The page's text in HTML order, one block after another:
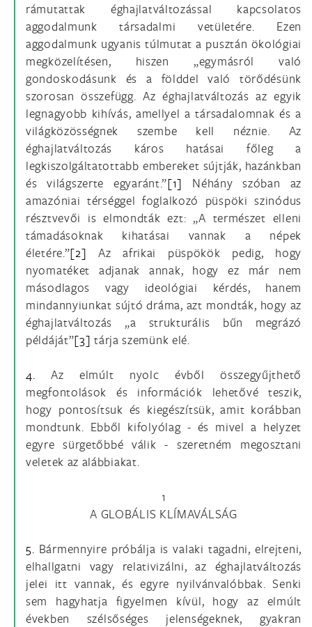
rámutattak éghajlatváltozással kapcsolatos
aggodalmunk társadalmi vetületére. Ezen
aggodalmunk ugyanis túlmutat a pusztán ökológiai
megközelítésen, hiszen „egymásról való
gondoskodásunk és a földdel való törődésünk
szorosan összefügg. Az éghajlatváltozás az egyik
legnagyobb kihívás, amellyel a társadalomnak és a
világközösségnek szembe kell néznie. Az
éghajlatváltozás káros hatásai főleg a
legkiszolgáltatottabb embereket sújtják, hazánkban
és világszerte egyaránt.”[1] Néhány szóban az
amazóniai térséggel foglalkozó püspöki szinódus
résztvevői is elmondták ezt: „A természet elleni
támadásoknak kihatásai vannak a népek
életére.”[2] Az afrikai püspökök pedig, hogy
nyomatéket adjanak annak, hogy ez már nem
másodlagos vagy ideológiai kérdés, hanem
mindannyiunkat sújtó dráma, azt mondták, hogy az
éghajlatváltozás „a strukturális bűn megrázó
példáját”[3] tárja szemünk elé.
4. Az elmúlt nyolc évből összegyűjthető
megfontolások és információk lehetővé teszik,
hogy pontosítsuk és kiegészítsük, amit korábban
mondtunk. Ebből kifolyólag - és mivel a helyzet
egyre sürgetőbbé válik - szeretném megosztani
veletek az alábbiakat.
1
A GLOBÁLIS KLÍMAVÁLSÁG
5. Bármennyire próbálja is valaki tagadni, elrejteni,
elhallgatni vagy relativizálni, az éghajlatváltozás
jelei itt vannak, és egyre nyilvánvalóbbak. Senki
sem hagyhatja figyelmen kívül, hogy az elmúlt
években szélsőséges jelenségeknek, gyakran